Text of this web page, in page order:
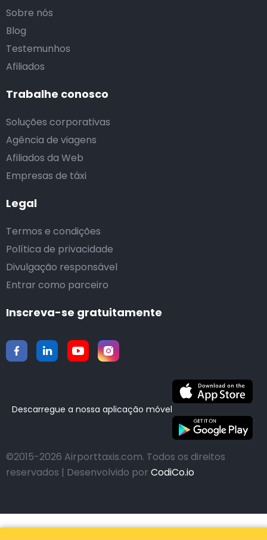
Sobre nós
Blog
Testemunhos
Afiliados
Trabalhe conosco
Soluções corporativas
Agência de viagens
Afiliados da Web
Empresas de táxi
Legal
Termos e condições
Política de privacidade
Divulgação responsável
Entrar como parceiro
Inscreva-se gratuitamente
Descarregue a nossa aplicação móvel
©2015-2026 Airporttaxis.com. Todos os direitos
reservados | Desenvolvido por CodiCo.io